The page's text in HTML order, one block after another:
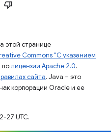
этой странице
Commons "С указанием
полицензии Apache 2.0.
сайта. Java – это
корпорации Oracle и ее
27 UTC.